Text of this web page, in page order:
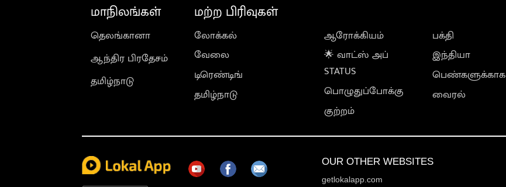
மாநிலங்கள்
தெலங்கானா
ஆந்திர பிரதேசம்
தமிழ்நாடு
மற்ற பிரிவுகள்
லோக்கல்
வேலை
டிரெண்டிங்
தமிழ்நாடு
ஆரோக்கியம்
🌟 வாட்ஸ் அப்
STATUS
பொழுதுப்போக்கு
குற்றம்
பக்தி
இந்தியா
பெண்களுக்காக
வைரல்
OUR OTHER WEBSITES
getlokalapp.com